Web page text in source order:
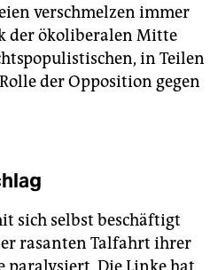
verschmelzen immer
der ökoliberalen Mitte
in Teilen
der Opposition gegen
sich selbst beschäftigt
rasanten Talfahrt ihrer
paralysiert. Die Linke hat